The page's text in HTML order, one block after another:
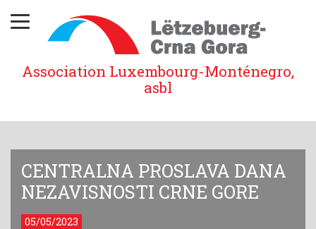
Association Luxembourg-Monténegro,
asbl
CENTRALNA PROSLAVA DANA
NEZAVISNOSTI CRNE GORE
05/05/2023